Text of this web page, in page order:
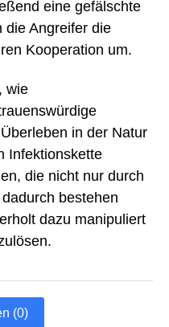
eine gefälschte
die Angreifer die
Kooperation um.
wie
in der Natur
Infektionskette
die nicht nur durch
bestehen
dazu manipuliert
(0)